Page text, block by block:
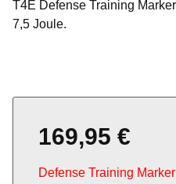
T4E Defense Training
7,5 Joule.
169,95 €
Defense Training